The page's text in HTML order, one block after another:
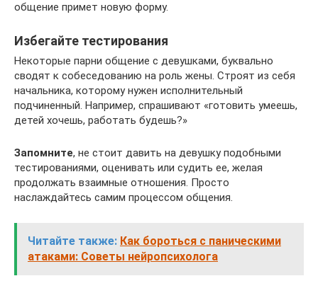
общение примет новую форму.
Избегайте тестирования
Некоторые парни общение с девушками, буквально
сводят к собеседованию на роль жены. Строят из себя
начальника, которому нужен исполнительный
подчиненный. Например, спрашивают «готовить умеешь,
детей хочешь, работать будешь?»
Запомните, не стоит давить на девушку подобными
тестированиями, оценивать или судить ее, желая
продолжать взаимные отношения. Просто
наслаждайтесь самим процессом общения.
Читайте также: Как бороться с паническими
атаками: Советы нейропсихолога